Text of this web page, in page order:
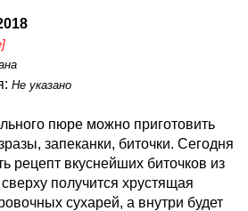
Не указано
пюре можно приготовить
запеканки, биточки. Сегодня
рецепт вкуснейших биточков из
получится хрустящая
сухарей, а внутри будет